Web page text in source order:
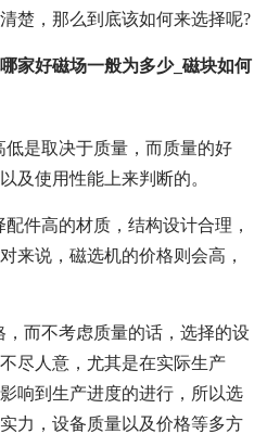
楚，那么到底该如何来选择呢?
家好磁场一般为多少_磁块如何
低是取决于质量，而质量的好
及使用性能上来判断的。
件高的材质，结构设计合理，
来说，磁选机的价格则会高，
而不考虑质量的话，选择的设
尽人意，尤其是在实际生产
响到生产进度的进行，所以选
力，设备质量以及价格等多方